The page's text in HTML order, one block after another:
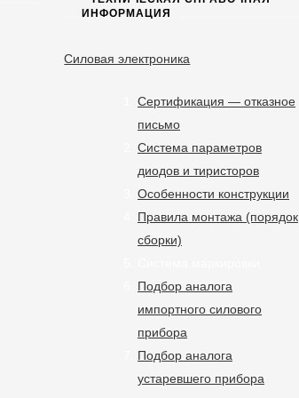
ИНФОРМАЦИЯ
Силовая электроника
Сертификация — отказное
письмо
Система параметров
диодов и тиристоров
Особенности конструкции
Правила монтажа (порядок
сборки)
Подбор аналога
импортного силового
прибора
Подбор аналога
устаревшего прибора